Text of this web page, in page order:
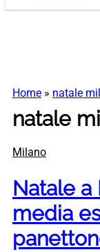
Home » natale
natale
Milano
Natale a
media